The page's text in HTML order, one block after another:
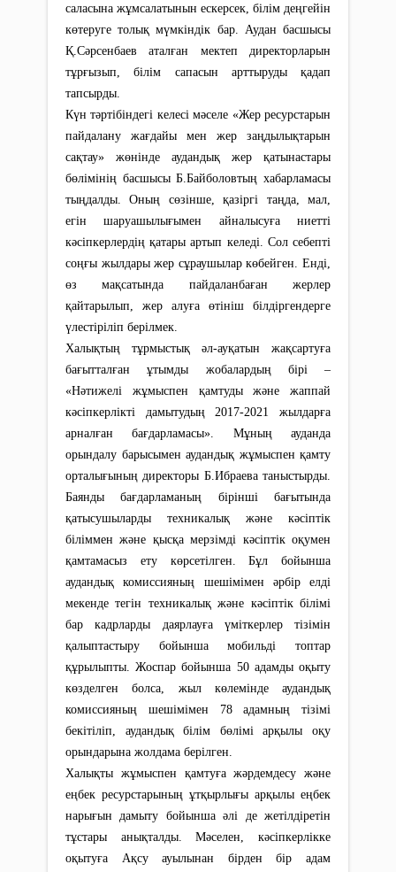
саласына жұмсалатынын ескерсек, білім деңгейін
көтеруге толық мүмкіндік бар. Аудан басшысы
Қ.Сәрсенбаев аталған мектеп директорларын
тұрғызып, білім сапасын арттыруды қадап
тапсырды.
Күн тәртібіндегі келесі мәселе «Жер ресурстарын
пайдалану жағдайы мен жер заңдылықтарын
сақтау» жөнінде аудандық жер қатынастары
бөлімінің басшысы Б.Байболовтың хабарламасы
тыңдалды. Оның сөзінше, қазіргі таңда, мал,
егін шаруашылығымен айналысуға ниетті
кәсіпкерлердің қатары артып келеді. Сол себепті
соңғы жылдары жер сұраушылар көбейген. Енді,
өз мақсатында пайдаланбаған жерлер
қайтарылып, жер алуға өтініш білдіргендерге
үлестіріліп берілмек.
Халықтың тұрмыстық әл-ауқатын жақсартуға
бағытталған ұтымды жобалардың бірі –
«Нәтижелі жұмыспен қамтуды және жаппай
кәсіпкерлікті дамытудың 2017-2021 жылдарға
арналған бағдарламасы». Мұның ауданда
орындалу барысымен аудандық жұмыспен қамту
орталығының директоры Б.Ибраева таныстырды.
Баянды бағдарламаның бірінші бағытында
қатысушыларды техникалық және кәсіптік
біліммен және қысқа мерзімді кәсіптік оқумен
қамтамасыз ету көрсетілген. Бұл бойынша
аудандық комиссияның шешімімен әрбір елді
мекенде тегін техникалық және кәсіптік білімі
бар кадрларды даярлауға үміткерлер тізімін
қалыптастыру бойынша мобильді топтар
құрылыпты. Жоспар бойынша 50 адамды оқыту
көзделген болса, жыл көлемінде аудандық
комиссияның шешімімен 78 адамның тізімі
бекітіліп, аудандық білім бөлімі арқылы оқу
орындарына жолдама берілген.
Халықты жұмыспен қамтуға жәрдемдесу және
еңбек ресурстарының ұтқырлығы арқылы еңбек
нарығын дамыту бойынша әлі де жетілдіретін
тұстары анықталды. Мәселен, кәсіпкерлікке
оқытуға Ақсу ауылынан бірден бір адам